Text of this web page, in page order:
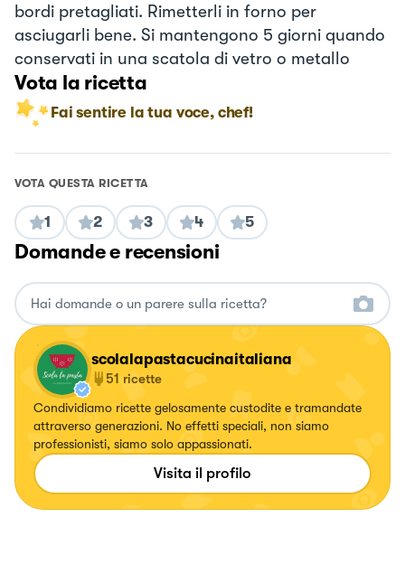
bordi pretagliati. Rimetterli in forno per
asciugarli bene. Si mantengono 5 giorni quando
conservati in una scatola di vetro o metallo
Vota la ricetta
Fai sentire la tua voce, chef!
VOTA QUESTA RICETTA
1 2 3 4 5
Domande e recensioni
scolalapastacucinaitaliana
51 ricette
Condividiamo ricette gelosamente custodite e tramandate
attraverso generazioni. No effetti speciali, non siamo
professionisti, siamo solo appassionati.
Visita il profilo